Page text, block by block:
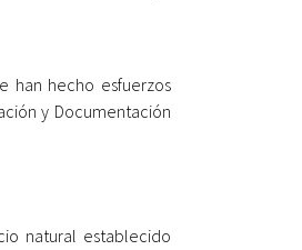
han hecho esfuerzos
y Documentación
natural establecido